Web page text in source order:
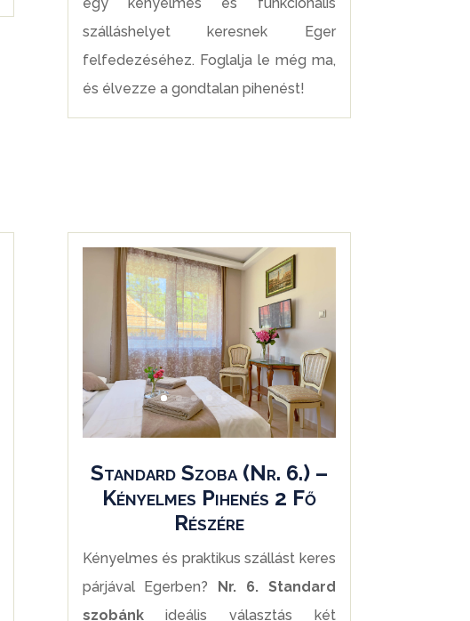
szálláshelyet keresnek Eger
felfedezéséhez. Foglalja le még ma,
és élvezze a gondtalan pihenést!
Standard Szoba (Nr. 6.) –
Kényelmes Pihenés 2 Fő
Részére
Kényelmes és praktikus szállást keres
párjával Egerben? Nr. 6. Standard
szobánkideális választás két